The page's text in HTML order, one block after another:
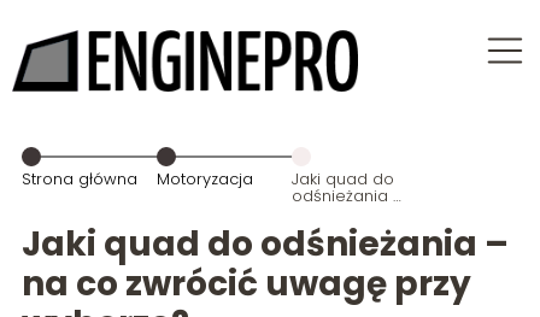
Strona główna Motoryzacja Jaki quad do
odśnieżania –
uwagę przy
wyborze?
Jaki quad do odśnieżania –
na co zwrócić uwagę przy